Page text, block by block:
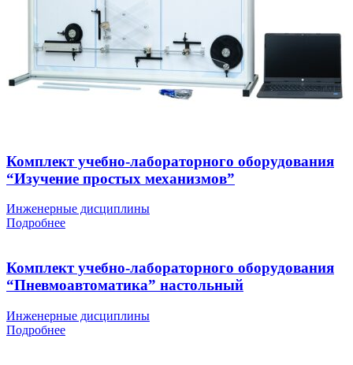
Комплект учебно-лабораторного оборудования
“Изучение простых механизмов”
Инженерные дисциплины
Подробнее
Комплект учебно-лабораторного оборудования
“Пневмоавтоматика” настольный
Инженерные дисциплины
Подробнее